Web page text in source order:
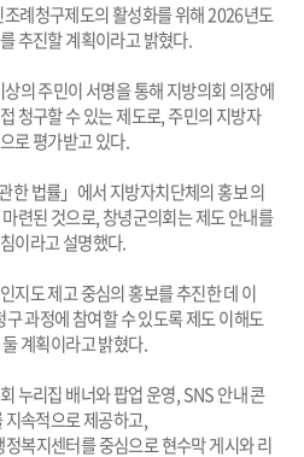
례청구제도의 활성화를 위해 2026년도
추진할 계획이라고 밝혔다.
상의 주민이 서명을 통해 지방의회 의장에
청구할 수 있는 제도로, 주민의 지방자
로 평가받고 있다.
한 법률」에서 지방자치단체의 홍보 의
련된 것으로, 창녕군의회는 제도 안내를
이라고 설명했다.
지도 제고 중심의 홍보를 추진한 데 이
과정에 참여할 수 있도록 제도 이해도
계획이라고 밝혔다.
누리집 배너와 팝업 운영, SNS 안내 콘
지속적으로 제공하고,
복지센터를 중심으로 현수막 게시와 리